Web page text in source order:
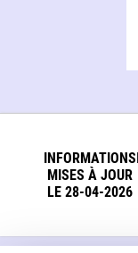
INFORMATIONS
MISES À JOUR
LE 28-04-2026